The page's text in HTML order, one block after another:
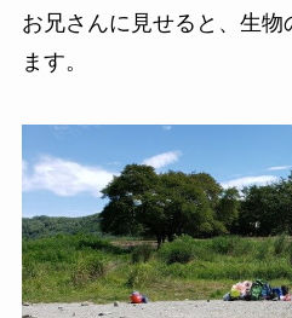
お兄さんに見せると、生物
ます。